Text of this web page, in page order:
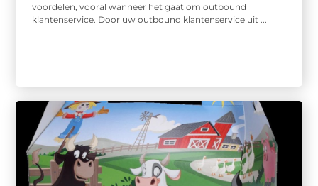
voordelen, vooral wanneer het gaat om outbound
klantenservice. Door uw outbound klantenservice uit ...